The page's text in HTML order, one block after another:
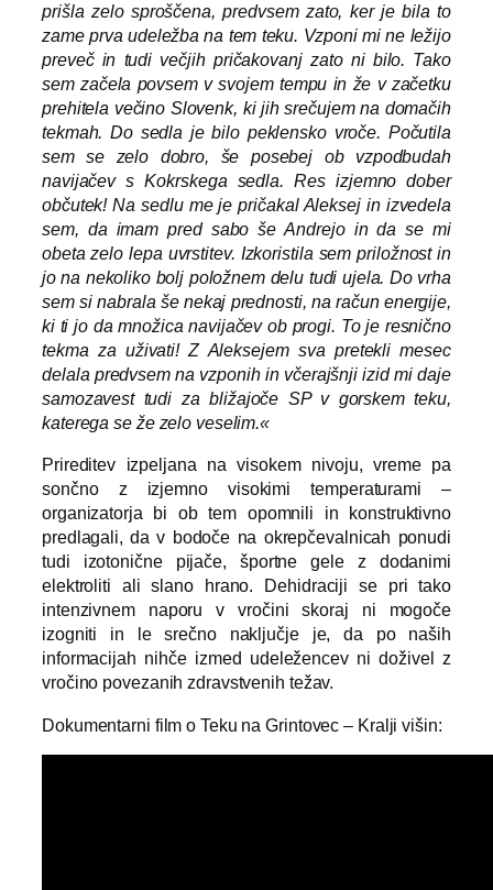
prišla zelo sproščena, predvsem zato, ker je bila to
zame prva udeležba na tem teku. Vzponi mi ne ležijo
preveč in tudi večjih pričakovanj zato ni bilo. Tako
sem začela povsem v svojem tempu in že v začetku
prehitela večino Slovenk, ki jih srečujem na domačih
tekmah. Do sedla je bilo peklensko vroče. Počutila
sem se zelo dobro, še posebej ob vzpodbudah
navijačev s Kokrskega sedla. Res izjemno dober
občutek! Na sedlu me je pričakal Aleksej in izvedela
sem, da imam pred sabo še Andrejo in da se mi
obeta zelo lepa uvrstitev. Izkoristila sem priložnost in
jo na nekoliko bolj položnem delu tudi ujela. Do vrha
sem si nabrala še nekaj prednosti, na račun energije,
ki ti jo da množica navijačev ob progi. To je resnično
tekma za uživati! Z Aleksejem sva pretekli mesec
delala predvsem na vzponih in včerajšnji izid mi daje
samozavest tudi za bližajoče SP v gorskem teku,
katerega se že zelo veselim.«
Prireditev izpeljana na visokem nivoju, vreme pa
sončno z izjemno visokimi temperaturami –
organizatorja bi ob tem opomnili in konstruktivno
predlagali, da v bodoče na okrepčevalnicah ponudi
tudi izotonične pijače, športne gele z dodanimi
elektroliti ali slano hrano. Dehidraciji se pri tako
intenzivnem naporu v vročini skoraj ni mogoče
izogniti in le srečno naključje je, da po naših
informacijah nihče izmed udeležencev ni doživel z
vročino povezanih zdravstvenih težav.
Dokumentarni film o Teku na Grintovec – Kralji višin: